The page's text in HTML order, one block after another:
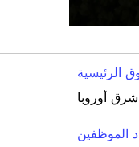
الموظفين